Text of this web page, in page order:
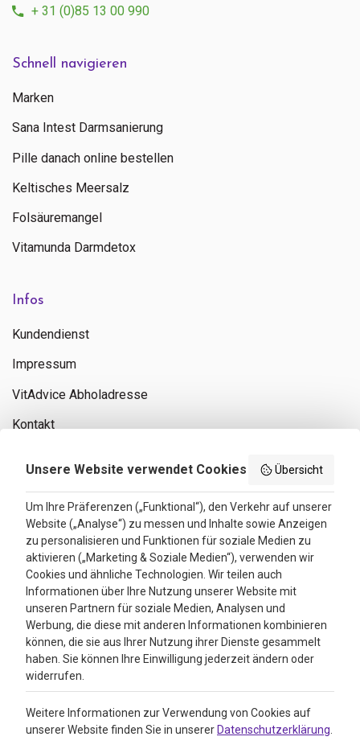
Schnell navigieren
Marken
Sana Intest Darmsanierung
Pille danach online bestellen
Keltisches Meersalz
Folsäuremangel
Vitamunda Darmdetox
Infos
Kundendienst
Impressum
VitAdvice Abholadresse
Kontakt
Bewertungen
4.3
Google Reviews
+ 31 (0)85 13 00 990
Unsere Website verwendet Cookies Übersicht
Um Ihre Präferenzen („Funktional“), den Verkehr auf unserer
Website („Analyse“) zu messen und Inhalte sowie Anzeigen
zu personalisieren und Funktionen für soziale Medien zu
aktivieren („Marketing & Soziale Medien“), verwenden wir
Cookies und ähnliche Technologien. Wir teilen auch
Informationen über Ihre Nutzung unserer Website mit
unseren Partnern für soziale Medien, Analysen und
Werbung, die diese mit anderen Informationen kombinieren
können, die sie aus Ihrer Nutzung ihrer Dienste gesammelt
haben. Sie können Ihre Einwilligung jederzeit ändern oder
widerrufen.
Weitere Informationen zur Verwendung von Cookies auf
unserer Website finden Sie in unserer Datenschutzerklärung